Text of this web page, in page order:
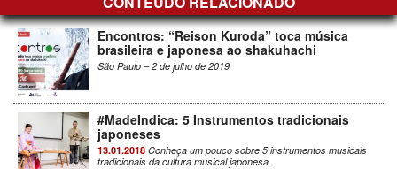
Encontros: “Reison Kuroda” toca música
brasileira e japonesa ao shakuhachi
São Paulo – 2 de julho de 2019
#MadeIndica: 5 Instrumentos tradicionais
japoneses
13.01.2018 Conheça um pouco sobre 5 instrumentos musicais
tradicionais da cultura musical japonesa.